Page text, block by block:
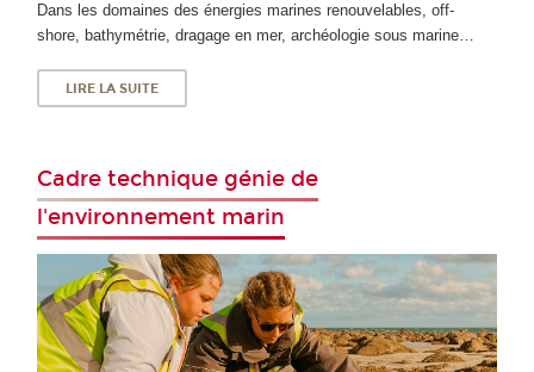
Dans les domaines des énergies marines renouvelables, off-
shore, bathymétrie, dragage en mer, archéologie sous marine…
LIRE LA SUITE
Cadre technique génie de
l'environnement marin